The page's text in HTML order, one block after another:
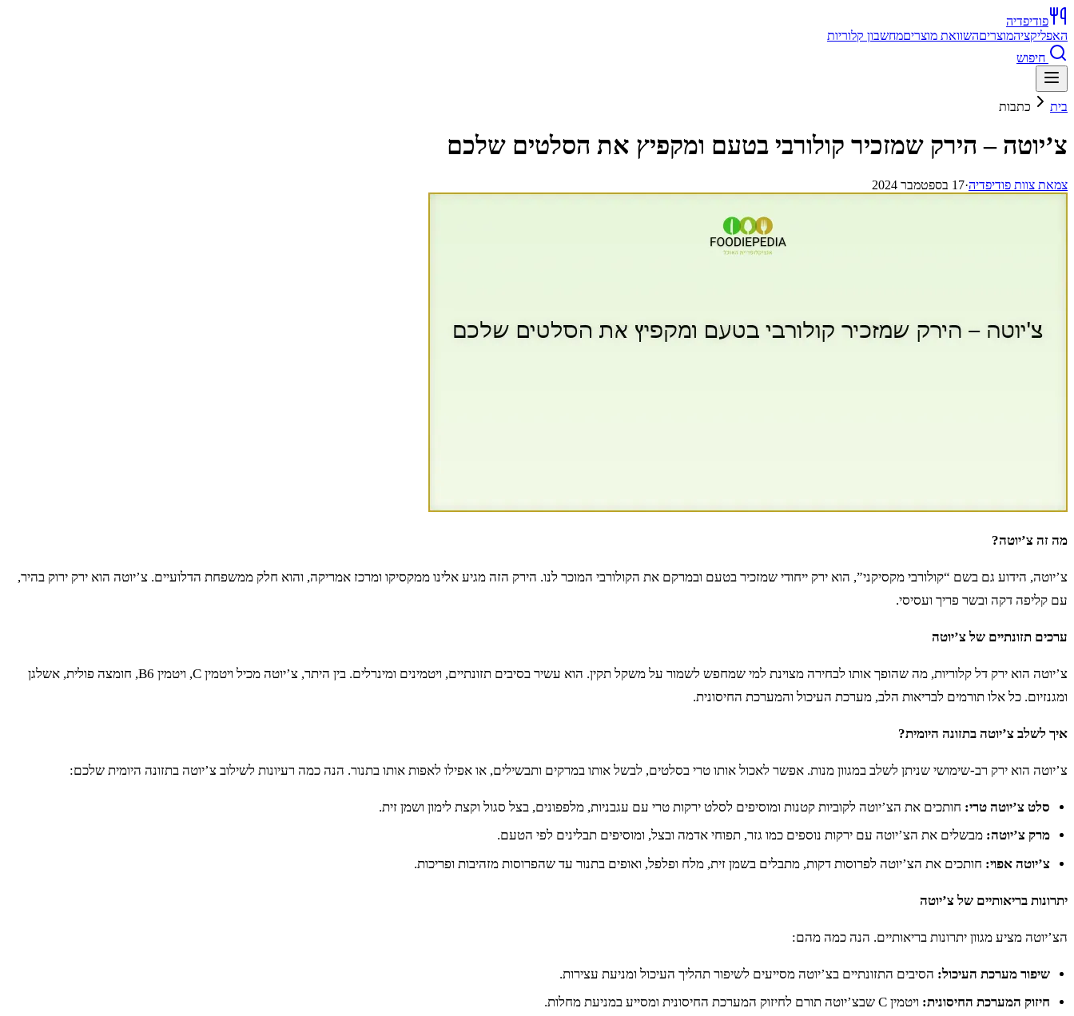
פודיפדיה
האפליקציהמוצריםהשוואת מוצריםמחשבון קלוריות
חיפוש
בית כתבות
צ’יוטה – הירק שמזכיר קולורבי בטעם ומקפיץ את הסלטים שלכם
צמאת צוות פודיפדיה·17 בספטמבר 2024
מה זה צ’יוטה?
צ’יוטה, הידוע גם בשם “קולורבי מקסיקני”, הוא ירק ייחודי שמזכיר בטעם ובמרקם את הקולורבי המוכר לנו. הירק הזה מגיע אלינו ממקסיקו ומרכז אמריקה, והוא חלק ממשפחת הדלועיים. צ’יוטה הוא ירק ירוק בהיר,
עם קליפה דקה ובשר פריך ועסיסי.
ערכים תזונתיים של צ’יוטה
צ’יוטה הוא ירק דל קלוריות, מה שהופך אותו לבחירה מצוינת למי שמחפש לשמור על משקל תקין. הוא עשיר בסיבים תזונתיים, ויטמינים ומינרלים. בין היתר, צ’יוטה מכיל ויטמין C, ויטמין B6, חומצה פולית, אשלגן
ומגנזיום. כל אלו תורמים לבריאות הלב, מערכת העיכול והמערכת החיסונית.
איך לשלב צ’יוטה בתזונה היומית?
צ’יוטה הוא ירק רב-שימושי שניתן לשלב במגוון מנות. אפשר לאכול אותו טרי בסלטים, לבשל אותו במרקים ותבשילים, או אפילו לאפות אותו בתנור. הנה כמה רעיונות לשילוב צ’יוטה בתזונה היומית שלכם:
סלט צ’יוטה טרי: חותכים את הצ’יוטה לקוביות קטנות ומוסיפים לסלט ירקות טרי עם עגבניות, מלפפונים, בצל סגול וקצת לימון ושמן זית.
מרק צ’יוטה: מבשלים את הצ’יוטה עם ירקות נוספים כמו גזר, תפוחי אדמה ובצל, ומוסיפים תבלינים לפי הטעם.
צ’יוטה אפוי: חותכים את הצ’יוטה לפרוסות דקות, מתבלים בשמן זית, מלח ופלפל, ואופים בתנור עד שהפרוסות מזהיבות ופריכות.
יתרונות בריאותיים של צ’יוטה
הצ’יוטה מציע מגוון יתרונות בריאותיים. הנה כמה מהם:
שיפור מערכת העיכול: הסיבים התזונתיים בצ’יוטה מסייעים לשיפור תהליך העיכול ומניעת עצירות.
חיזוק המערכת החיסונית: ויטמין C שבצ’יוטה תורם לחיזוק המערכת החיסונית ומסייע במניעת מחלות.